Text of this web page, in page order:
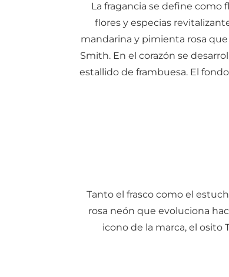
La fragancia se define como
flores y especias
mandarina y pimienta rosa
Smith. En el corazón se
estallido de frambuesa. El
Tanto el frasco como el
rosa neón que evoluciona
icono de la marca, el osito